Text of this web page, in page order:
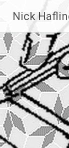
Inhalt
springen
Nick